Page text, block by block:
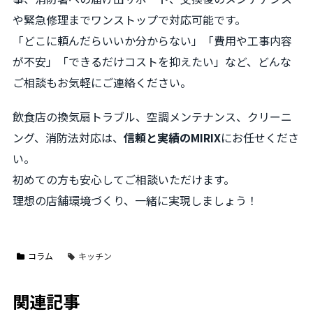
や緊急修理までワンストップで対応可能です。
「どこに頼んだらいいか分からない」「費用や工事内容
が不安」「できるだけコストを抑えたい」など、どんな
ご相談もお気軽にご連絡ください。
飲食店の換気扇トラブル、空調メンテナンス、クリーニ
ング、消防法対応は、 信頼と実績のMIRIXにお任せくださ
い。
初めての方も安心してご相談いただけます。
理想の店舗環境づくり、一緒に実現しましょう！
コラム キッチン
関連記事